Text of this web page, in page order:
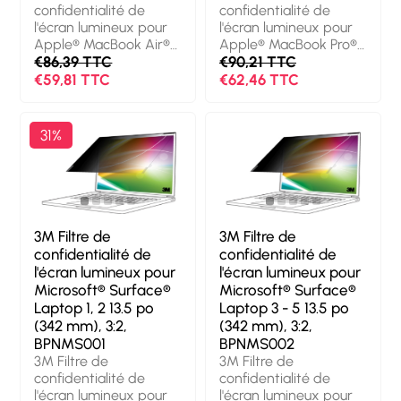
Poids: 35 g
confidentialité de
l'écran lumineux pour
Apple® MacBook Air®
13 M2-M4, 16:10,
BPNAP006. Taille
d'image: 16:10. Convient
pour: Ordinateur
portable, Type: Filtre
de confidentialité sans
bords pour ordinateur.
Finition de surface:
Brillante/mate,
Fonctions de
protection: Résistant
aux rayures,
Transmission de la
lumière: 85%, Limites
de l’angle de vue: 60°.
Poids: 31 g
€86,39 TTC
€59,81 TTC
confidentialité de
l'écran lumineux pour
Apple® MacBook Pro®
14 M1-M4, 16:10,
BPNAP003. Taille
d'image: 16:10. Convient
pour: Ordinateur
portable, Type: Filtre
de confidentialité sans
bords pour ordinateur.
Finition de surface:
Brillante/mate,
Fonctions de
protection: Résistant
aux rayures,
Transmission de la
lumière: 85%, Limites
de l’angle de vue: 60°.
Poids: 33 g
€90,21 TTC
€62,46 TTC
31%
3M Filtre de
confidentialité de
l'écran lumineux pour
Microsoft® Surface®
Laptop 1, 2 13.5 po
(342 mm), 3:2,
BPNMS001
3M Filtre de
confidentialité de
l'écran lumineux pour
3M Filtre de
confidentialité de
l'écran lumineux pour
Microsoft® Surface®
Laptop 3 - 5 13.5 po
(342 mm), 3:2,
BPNMS002
3M Filtre de
confidentialité de
l'écran lumineux pour